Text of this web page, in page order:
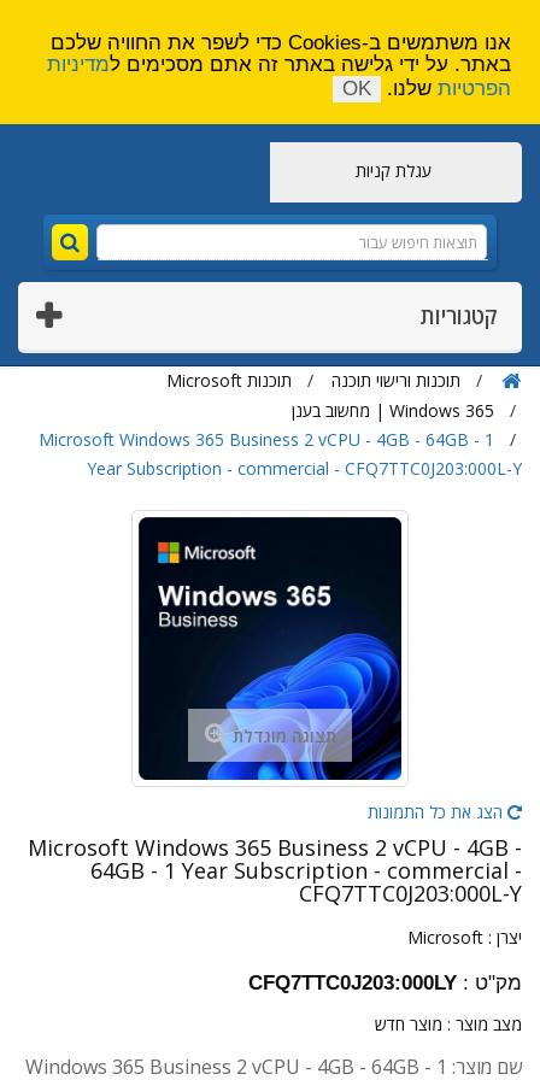
עגלת קניות
קטגוריות
תוכנות ורישוי תוכנה
תוכנות Microsoft
Windows 365 | מחשוב בענן
Microsoft Windows 365 Business 2 vCPU - 4GB - 64GB - 1
Year Subscription - commercial - CFQ7TTC0J203:000L-Y
תצוגה מוגדלת
הצג את כל התמונות
Microsoft Windows 365 Business 2 vCPU - 4GB -
64GB - 1 Year Subscription - commercial -
CFQ7TTC0J203:000L-Y
יצרן : Microsoft
מק"ט : CFQ7TTC0J203:000LY
מצב מוצר : מוצר חדש
שם מוצר: Windows 365 Business 2 vCPU - 4GB - 64GB - 1
אנו משתמשים ב-Cookies כדי לשפר את החוויה שלכם
באתר. על ידי גלישה באתר זה אתם מסכימים למדיניות
הפרטיות שלנו. OK